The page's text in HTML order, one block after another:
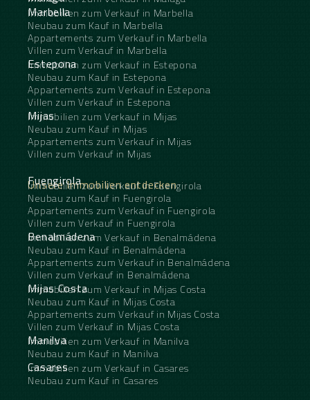
Marbella
Immobilien zum Verkauf in Marbella
Neubau zum Kauf in Marbella
Appartements zum Verkauf in Marbella
Villen zum Verkauf in Marbella
Estepona
Immobilien zum Verkauf in Estepona
Neubau zum Kauf in Estepona
Appartements zum Verkauf in Estepona
Villen zum Verkauf in Estepona
Mijas
Immobilien zum Verkauf in Mijas
Neubau zum Kauf in Mijas
Appartements zum Verkauf in Mijas
Villen zum Verkauf in Mijas
Unsere Immobilien entdecken
Fuengirola
Immobilien zum Verkauf in Fuengirola
Neubau zum Kauf in Fuengirola
Appartements zum Verkauf in Fuengirola
Villen zum Verkauf in Fuengirola
Benalmádena
Immobilien zum Verkauf in Benalmádena
Neubau zum Kauf in Benalmádena
Appartements zum Verkauf in Benalmádena
Villen zum Verkauf in Benalmádena
Mijas Costa
Immobilien zum Verkauf in Mijas Costa
Neubau zum Kauf in Mijas Costa
Appartements zum Verkauf in Mijas Costa
Villen zum Verkauf in Mijas Costa
Manilva
Immobilien zum Verkauf in Manilva
Neubau zum Kauf in Manilva
Casares
Immobilien zum Verkauf in Casares
Neubau zum Kauf in Casares